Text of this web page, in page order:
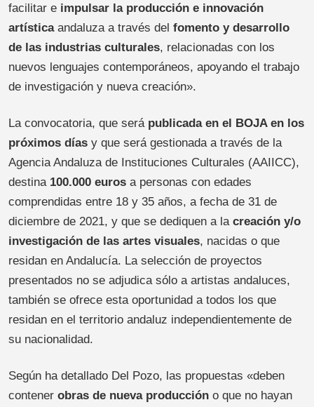
facilitar e impulsar la producción e innovación
artísticaandaluza a través del fomento y desarrollo
de las industrias culturales, relacionadas con los
nuevos lenguajes contemporáneos, apoyando el trabajo
de investigación y nueva creación».
La convocatoria, que será publicada en el BOJA en los
próximos días y que será gestionada a través de la
Agencia Andaluza de Instituciones Culturales (AAIICC),
destina 100.000 euros a personas con edades
comprendidas entre 18 y 35 años, a fecha de 31 de
diciembre de 2021, y que se dediquen a la creación y/o
investigación de las artes visuales, nacidas o que
residan en Andalucía. La selección de proyectos
presentados no se adjudica sólo a artistas andaluces,
también se ofrece esta oportunidad a todos los que
residan en el territorio andaluz independientemente de
su nacionalidad.
Según ha detallado Del Pozo, las propuestas «deben
contener obras de nueva producción o que no hayan